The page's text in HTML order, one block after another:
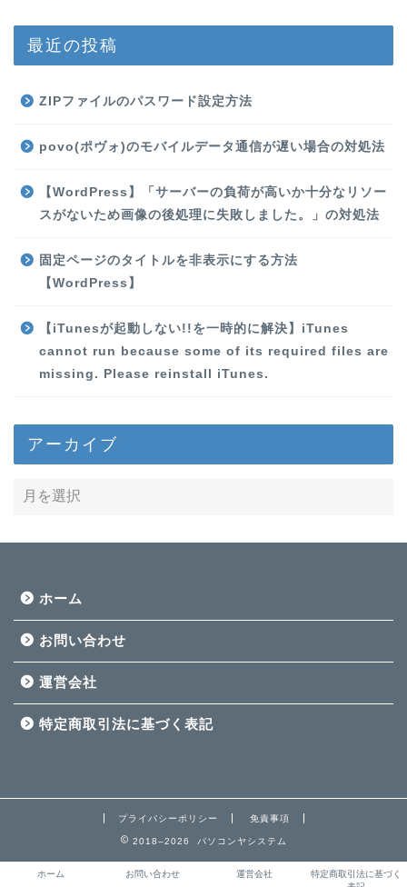
最近の投稿
ZIPファイルのパスワード設定方法
povo(ポヴォ)のモバイルデータ通信が遅い場合の対処法
【WordPress】「サーバーの負荷が高いか十分なリソー
スがないため画像の後処理に失敗しました。」の対処法
固定ページのタイトルを非表示にする方法
【WordPress】
【iTunesが起動しない!!を一時的に解決】iTunes
cannot run because some of its required files are
missing. Please reinstall iTunes.
アーカイブ
ホーム
お問い合わせ
運営会社
特定商取引法に基づく表記
プライバシーポリシー 免責事項
2018–2026 パソコンヤシステム
ホーム お問い合わせ 運営会社
特定商取引法に基づく